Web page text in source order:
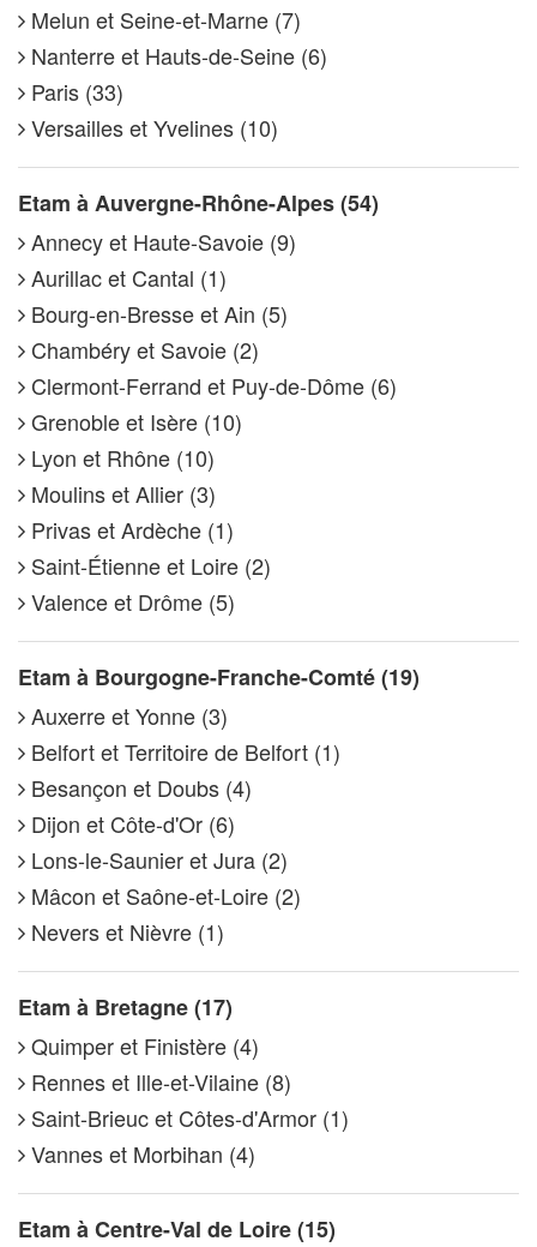
Melun et Seine-et-Marne (7)
Nanterre et Hauts-de-Seine (6)
Paris (33)
Versailles et Yvelines (10)
Etam à Auvergne-Rhône-Alpes (54)
Annecy et Haute-Savoie (9)
Aurillac et Cantal (1)
Bourg-en-Bresse et Ain (5)
Chambéry et Savoie (2)
Clermont-Ferrand et Puy-de-Dôme (6)
Grenoble et Isère (10)
Lyon et Rhône (10)
Moulins et Allier (3)
Privas et Ardèche (1)
Saint-Étienne et Loire (2)
Valence et Drôme (5)
Etam à Bourgogne-Franche-Comté (19)
Auxerre et Yonne (3)
Belfort et Territoire de Belfort (1)
Besançon et Doubs (4)
Dijon et Côte-d'Or (6)
Lons-le-Saunier et Jura (2)
Mâcon et Saône-et-Loire (2)
Nevers et Nièvre (1)
Etam à Bretagne (17)
Quimper et Finistère (4)
Rennes et Ille-et-Vilaine (8)
Saint-Brieuc et Côtes-d'Armor (1)
Vannes et Morbihan (4)
Etam à Centre-Val de Loire (15)